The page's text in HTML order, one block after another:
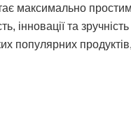
максимально
інновації та
популярних